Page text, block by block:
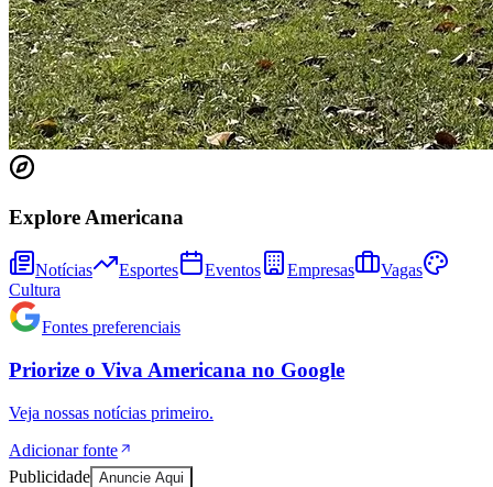
Explore Americana
Notícias Esportes Eventos Empresas
Vagas
Cultura
Fontes preferenciais
Priorize o Viva Americana no Google
Veja nossas notícias primeiro.
Adicionar fonte
Publicidade Anuncie Aqui